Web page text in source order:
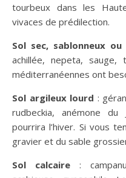
tourbeux dans les
vivaces de prédilection.
Sol sec, sablonneux
achillée, nepeta, sauge,
méditerranéennes ont
Sol argileux lourd :
rudbeckia, anémone
pourrira l’hiver. Si vous
gravier et du sable
Sol calcaire: